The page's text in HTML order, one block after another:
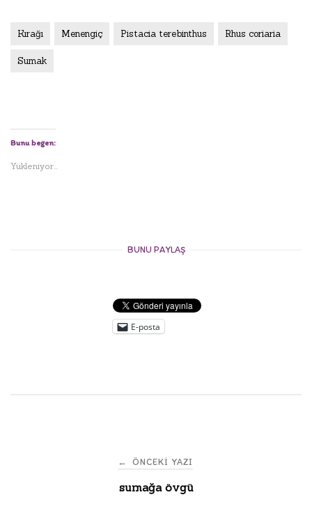
Kırağı Menengiç Pistacia terebinthus Rhus coriaria
Sumak
Bunu beğen:
Yükleniyor...
BUNU PAYLAŞ
E-posta
← ÖNCEKI YAZI
sumağa övgü